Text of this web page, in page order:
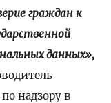
граждан к
данных»,
надзору в